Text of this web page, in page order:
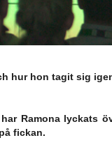
hur hon tagit sig
Ramona lyckats
fickan.